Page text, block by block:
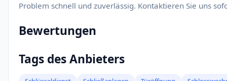
Problem schnell und zuverlässig. Kontaktieren Sie uns
Bewertungen
Tags des Anbieters